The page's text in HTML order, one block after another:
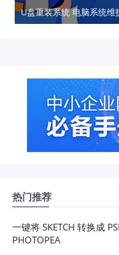
U盘重装系统 电脑系统维
热门推荐
一键将 SKETCH 转换成
PHOTOPEA